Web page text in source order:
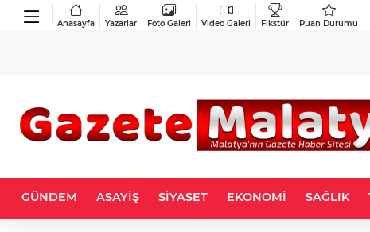
Anasayfa Yazarlar Foto Galeri Video Galeri Fikstür Puan Durumu
GÜNDEM ASAYİŞ SİYASET EKONOMİ SAĞLIK